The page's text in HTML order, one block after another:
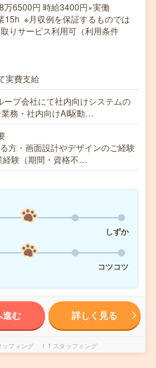
6500円 時給3400円×実働
15h ※月収例を保証するものでは
りサービス利用可（利用条件
実費支給
ープ会社にて社内向けシステムの
務・社内向けAI駆動…
方・画面設計やデザインのご経験
経験（期間・資格不…
しずか
コツコツ
進む 詳しく見る
ッフィング ＩＴスタッフィング